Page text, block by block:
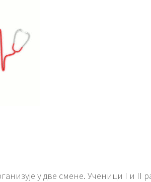
у двe смeнe. Ученици I и II